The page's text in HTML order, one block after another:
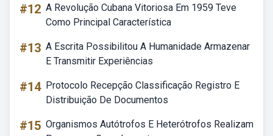
#12 A Revolução Cubana Vitoriosa Em 1959 Teve
Como Principal Característica
#13 A Escrita Possibilitou A Humanidade Armazenar
E Transmitir Experiências
#14 Protocolo Recepção Classificação Registro E
Distribuição De Documentos
#15 Organismos Autótrofos E Heterótrofos Realizam